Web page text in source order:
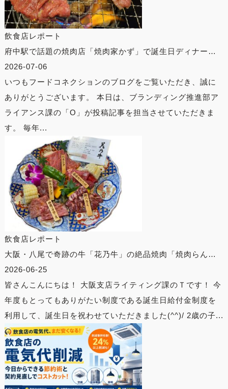
飲食店レポート
府中駅で話題の焼肉店「焼肉家かず」で誕生日ディナー…
2026-07-06
いつもフードコネクションのブログをご覧いただき、誠に
ありがとうございます。 本日は、ブランディング推進部ア
ライアンス課の「O」が投稿記事を担当させていただきま
す。 毎年...
飲食店レポート
大阪・八尾で奇跡の牛「花乃牛」の絶品焼肉「焼肉らん…
2026-06-25
皆さんこんにちは！ 大阪支店ライティング課のＴです！ 今
年度もとってもありがたい制度である誕生日給付金制度を
利用して、誕生日を祝わせていただきました(^^)/ 2歳の子...